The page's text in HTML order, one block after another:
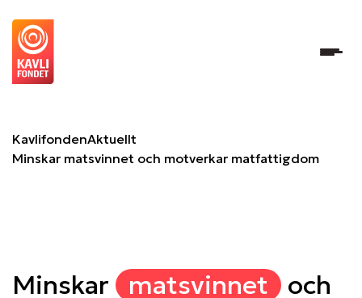
KavlifondenAktuellt
Minskar matsvinnet och motverkar matfattigdom
Minskar matsvinnet
och